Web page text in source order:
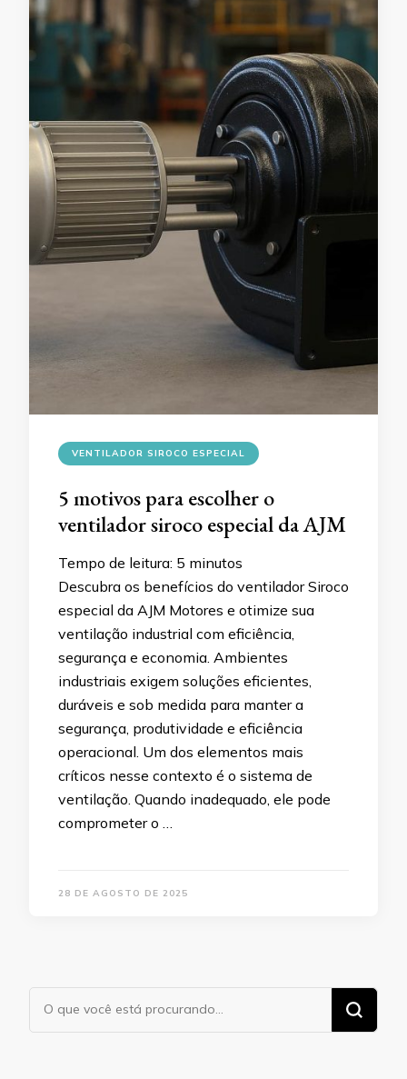
VENTILADOR SIROCO ESPECIAL
5 motivos para escolher o
ventilador siroco especial da AJM
Tempo de leitura: 5 minutos
Descubra os benefícios do ventilador Siroco
especial da AJM Motores e otimize sua
ventilação industrial com eficiência,
segurança e economia. Ambientes
industriais exigem soluções eficientes,
duráveis e sob medida para manter a
segurança, produtividade e eficiência
operacional. Um dos elementos mais
críticos nesse contexto é o sistema de
ventilação. Quando inadequado, ele pode
comprometer o …
28 DE AGOSTO DE 2025
Procurando
algo?